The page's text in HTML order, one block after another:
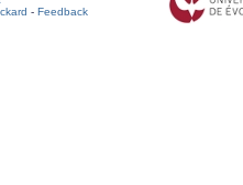
- Feedback